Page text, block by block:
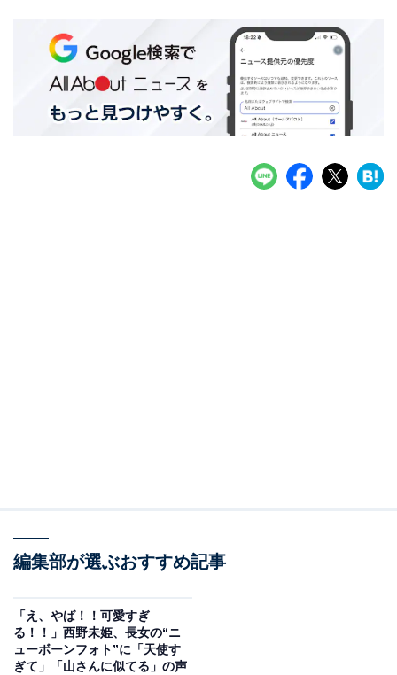
編集部が選ぶおすすめ記事
「え、やば！！可愛すぎ
る！！」西野未姫、長女の“ニ
ューボーンフォト”に「天使す
ぎて」「山さんに似てる」の声